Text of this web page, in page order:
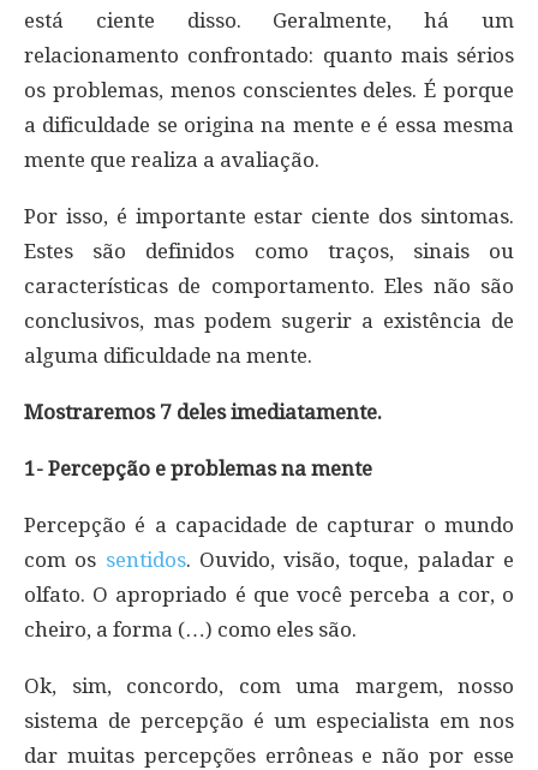
está ciente disso. Geralmente, há um
relacionamento confrontado: quanto mais sérios
os problemas, menos conscientes deles. É porque
a dificuldade se origina na mente e é essa mesma
mente que realiza a avaliação.
Por isso, é importante estar ciente dos sintomas.
Estes são definidos como traços, sinais ou
características de comportamento. Eles não são
conclusivos, mas podem sugerir a existência de
alguma dificuldade na mente.
Mostraremos 7 deles imediatamente.
1- Percepção e problemas na mente
Percepção é a capacidade de capturar o mundo
com os sentidos. Ouvido, visão, toque, paladar e
olfato. O apropriado é que você perceba a cor, o
cheiro, a forma (…) como eles são.
Ok, sim, concordo, com uma margem, nosso
sistema de percepção é um especialista em nos
dar muitas percepções errôneas e não por esse